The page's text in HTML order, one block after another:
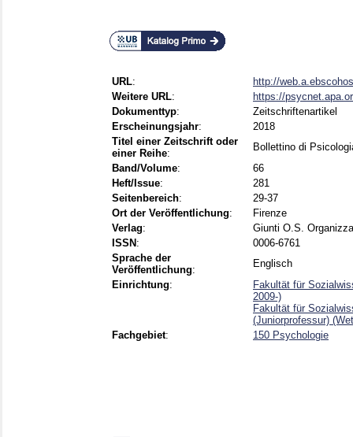
URL:
http://
Weitere URL:
https://
Dokumenttyp:
Zeitschriftenartikel
Erscheinungsjahr:
2018
Titel einer Zeitschrift oder
einer Reihe:
Bollettino di
Band/Volume:
66
Heft/Issue:
281
Seitenbereich:
29-37
Ort der Veröffentlichung:
Firenze
Verlag:
Giunti O.S.
ISSN :
0006-6761
Sprache der
Veröffentlichung:
Englisch
Einrichtung:
Fakultät für
2009-)
Fakultät für
(Juniorprofessur)
Fachgebiet: 150 Psychologie